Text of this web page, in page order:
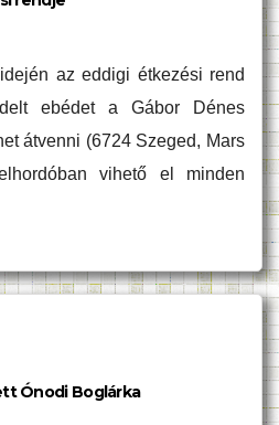
az eddigi étkezési rend
ebédet a Gábor Dénes
átvenni (6724 Szeged, Mars
vihető el minden
Ónodi Boglárka